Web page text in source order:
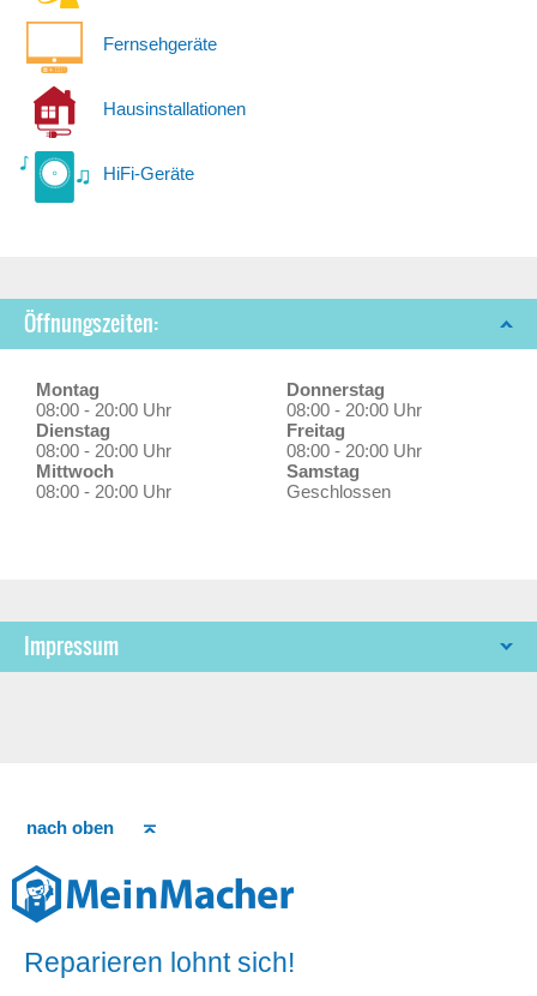
Fernsehgeräte
Hausinstallationen
HiFi-Geräte
Öffnungszeiten:
Montag
08:00 - 20:00 Uhr
Dienstag
08:00 - 20:00 Uhr
Mittwoch
08:00 - 20:00 Uhr
Donnerstag
08:00 - 20:00 Uhr
Freitag
08:00 - 20:00 Uhr
Samstag
Geschlossen
Impressum
nach oben
Reparieren lohnt sich!